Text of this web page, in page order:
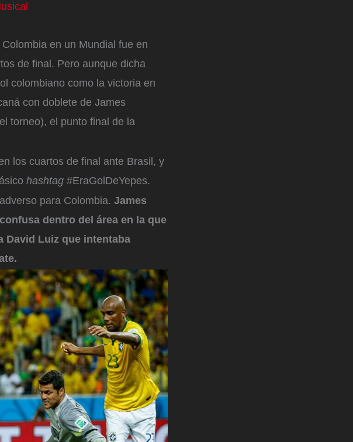
en un Mundial fue en
de final. Pero aunque dicha
colombiano como la victoria en
con doblete de James
torneo), el punto final de la
los cuartos de final ante Brasil, y
hashtag #EraGolDeYepes.
para Colombia. James
dentro del área en la que
David Luiz que intentaba